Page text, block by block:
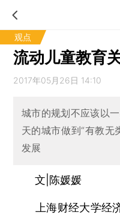
观点
流动儿童教育
2017年05月26日 14:10
城市的规划不应该以
天的城市做到“有教无
发展
文|陈媛媛
上海财经大学经济